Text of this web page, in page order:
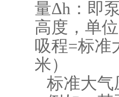
量Δh：即
高度，单
吸程=标准
米）
标准大气